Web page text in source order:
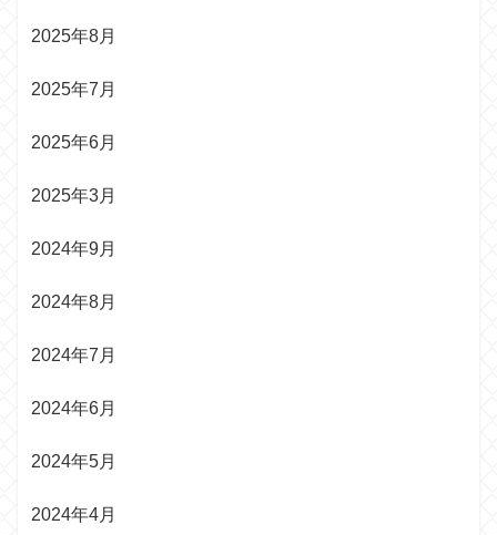
2025年8月
2025年7月
2025年6月
2025年3月
2024年9月
2024年8月
2024年7月
2024年6月
2024年5月
2024年4月